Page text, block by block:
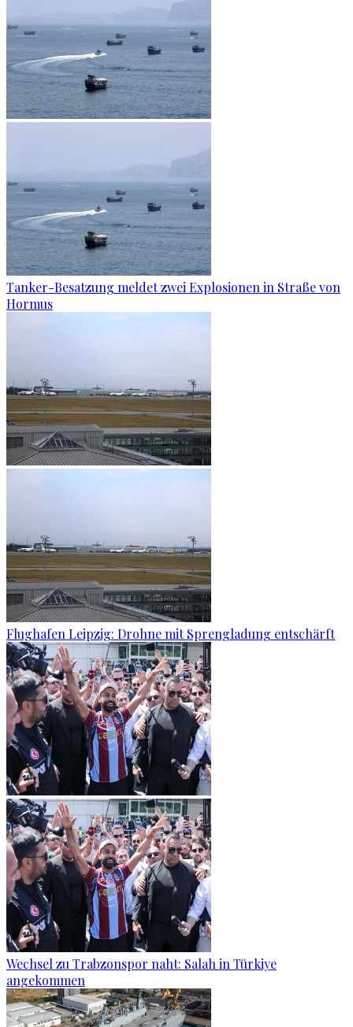
Tanker-Besatzung meldet zwei Explosionen in Straße von
Hormus
Flughafen Leipzig: Drohne mit Sprengladung entschärft
Wechsel zu Trabzonspor naht: Salah in Türkiye
angekommen